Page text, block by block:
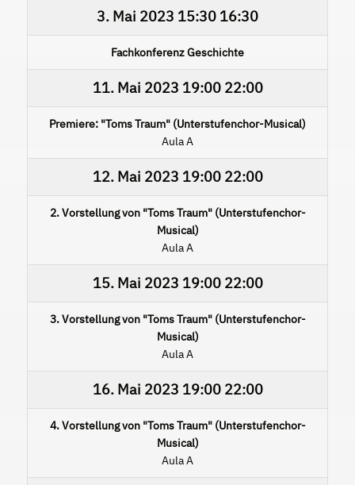
3. Mai 2023 15:30 16:30
Fachkonferenz Geschichte
11. Mai 2023 19:00 22:00
Premiere: "Toms Traum" (Unterstufenchor-Musical)
Aula A
12. Mai 2023 19:00 22:00
2. Vorstellung von "Toms Traum" (Unterstufenchor-
Musical)
Aula A
15. Mai 2023 19:00 22:00
3. Vorstellung von "Toms Traum" (Unterstufenchor-
Musical)
Aula A
16. Mai 2023 19:00 22:00
4. Vorstellung von "Toms Traum" (Unterstufenchor-
Musical)
Aula A